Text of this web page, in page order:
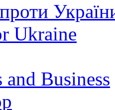
Ukraine
Business